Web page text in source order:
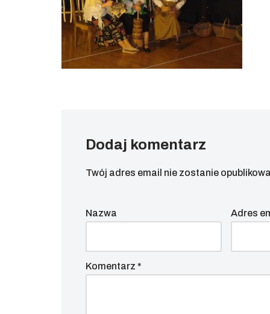
Dodaj komentarz
Twój adres email nie zostanie
Nazwa Adres
Komentarz *